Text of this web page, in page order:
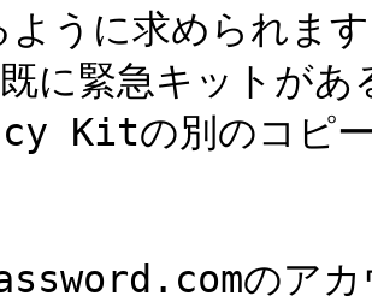
ように求められま
に緊急キットが
Kitの別のコピ
のアカ